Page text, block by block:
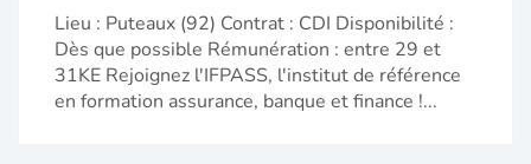
Lieu : Puteaux (92) Contrat : CDI Disponibilité :
Dès que possible Rémunération : entre 29 et
31KE Rejoignez l'IFPASS, l'institut de référence
en formation assurance, banque et finance !...